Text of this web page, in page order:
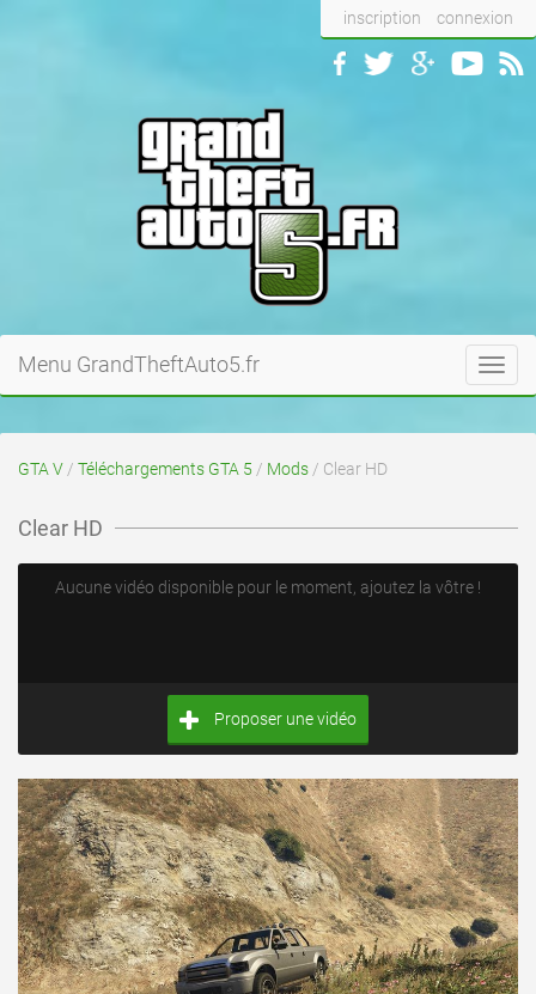
inscription connexion
Menu GrandTheftAuto5.fr
GTA V / Téléchargements GTA 5 / Mods / Clear HD
Clear HD
Aucune vidéo disponible pour le moment, ajoutez la vôtre !
Proposer une vidéo